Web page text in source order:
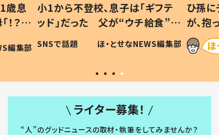
歳息
？」
編集部
小1から不登校、息子は「ギフテ
ッド」だった 父が“ウチ給食”を
作り続ける理由とは #令和の親
#令和の子
SNSで話題 ほ・とせなNEWS編集部
ひ孫
が、
「涙が
い」
ライター募集！
“人”のグッドニュースの取材・執筆をしてみませんか？